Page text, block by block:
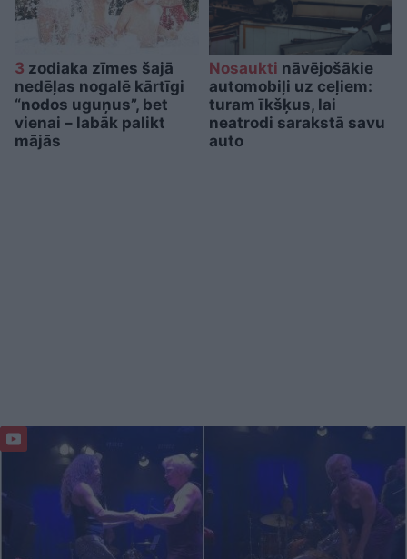
3 zodiaka zīmes šajā
nedēļas nogalē kārtīgi
“nodos uguņus”, bet
vienai – labāk palikt
mājās
Nosaukti nāvējošākie
automobiļi uz ceļiem:
turam īkšķus, lai
neatrodi sarakstā savu
auto